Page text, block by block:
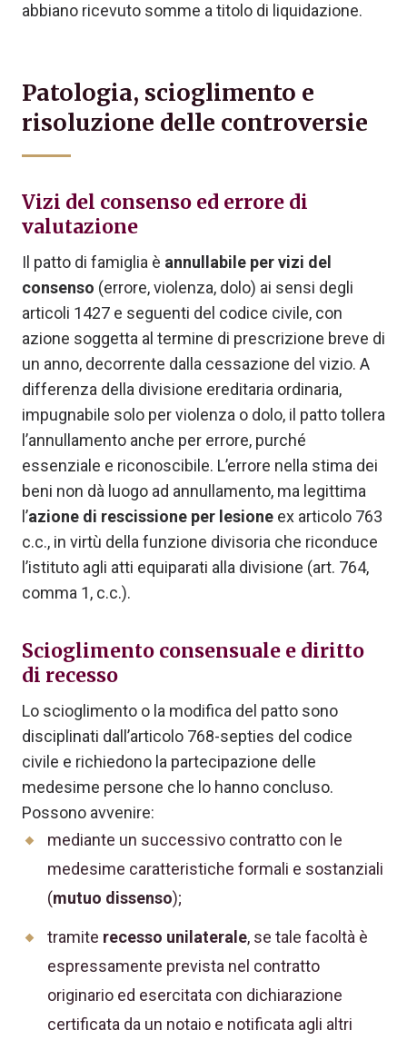
abbiano ricevuto somme a titolo di liquidazione.
Patologia, scioglimento e
risoluzione delle controversie
Vizi del consenso ed errore di
valutazione
Il patto di famiglia è annullabile per vizi del
consenso (errore, violenza, dolo) ai sensi degli
articoli 1427 e seguenti del codice civile, con
azione soggetta al termine di prescrizione breve di
un anno, decorrente dalla cessazione del vizio. A
differenza della divisione ereditaria ordinaria,
impugnabile solo per violenza o dolo, il patto tollera
l’annullamento anche per errore, purché
essenziale e riconoscibile. L’errore nella stima dei
beni non dà luogo ad annullamento, ma legittima
l’azione di rescissione per lesione ex articolo 763
c.c., in virtù della funzione divisoria che riconduce
l’istituto agli atti equiparati alla divisione (art. 764,
comma 1, c.c.).
Scioglimento consensuale e diritto
di recesso
Lo scioglimento o la modifica del patto sono
disciplinati dall’articolo 768-septies del codice
civile e richiedono la partecipazione delle
medesime persone che lo hanno concluso.
Possono avvenire:
mediante un successivo contratto con le
medesime caratteristiche formali e sostanziali
(mutuo dissenso);
tramite recesso unilaterale, se tale facoltà è
espressamente prevista nel contratto
originario ed esercitata con dichiarazione
certificata da un notaio e notificata agli altri